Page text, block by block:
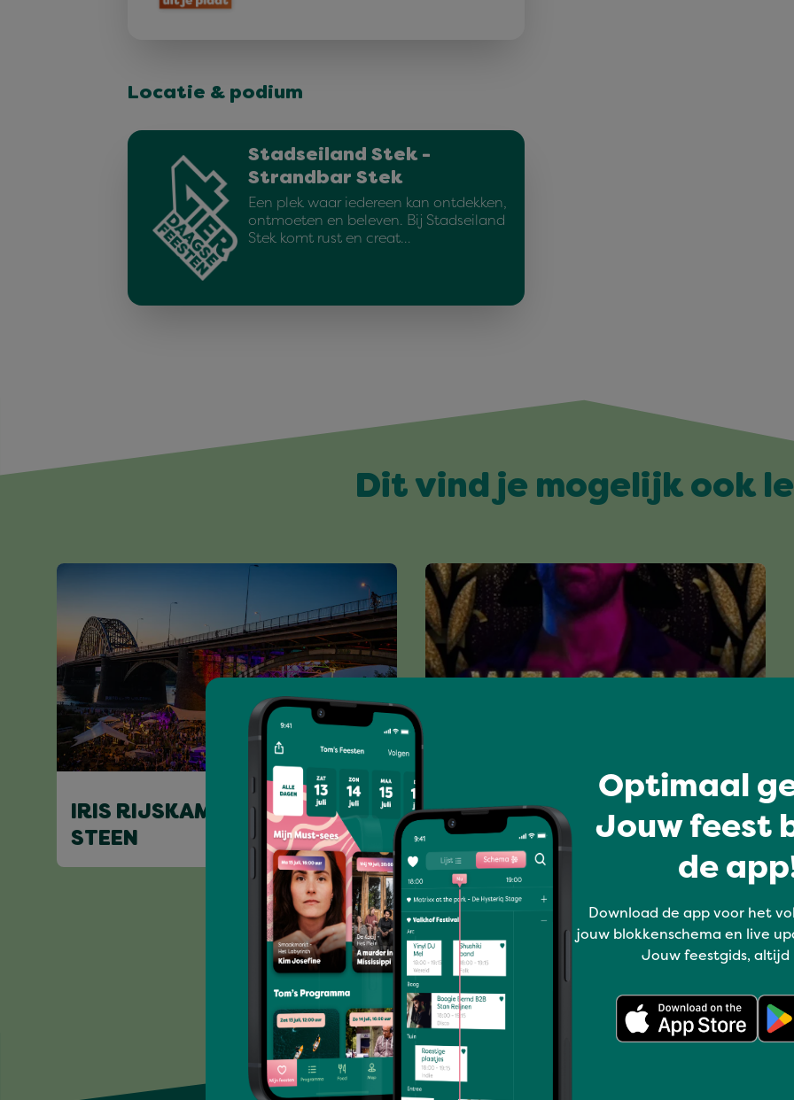
Locatie & podium
Stadseiland Stek -
Strandbar Stek
Een plek waar iedereen kan ontdekken,
ontmoeten en beleven. Bij Stadseiland
Stek komt rust en creat…
Dit vind je mogelijk ook
IRIS RIJSKAMP B2B VINCENT
STEEN
WELCOME BACK PARTY
Volledig programma
Optimaal
Jouw feest
de
Download de app voor het
jouw blokkenschema en live
Jouw feestgids, altijd